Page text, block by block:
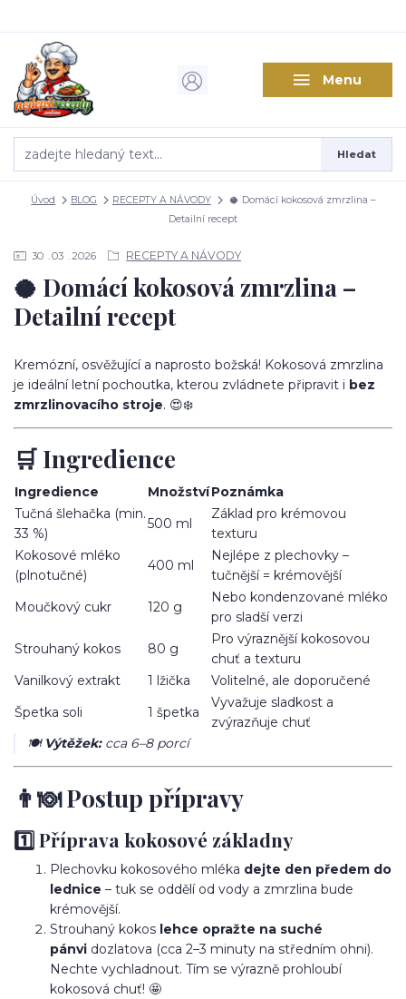
Menu
Hledat
Úvod BLOG RECEPTY A NÁVODY
🥥 Domácí kokosová zmrzlina –
Detailní recept
30 03 2026 RECEPTY A NÁVODY
🥥 Domácí kokosová zmrzlina –
Detailní recept
Kremózní, osvěžující a naprosto božská! Kokosová zmrzlina
je ideální letní pochoutka, kterou zvládnete připravit i bez
zmrzlinovacího stroje. 😍❄️
🛒 Ingredience
Ingredience MnožstvíPoznámka
Tučná šlehačka (min.
33 %)
500 ml
Základ pro krémovou
texturu
Kokosové mléko
(plnotučné)
400 ml
Nejlépe z plechovky –
tučnější = krémovější
Moučkový cukr
120 g
Nebo kondenzované mléko
pro sladší verzi
Strouhaný kokos
80 g
Pro výraznější kokosovou
chuť a texturu
Vanilkový extrakt
1 lžička
Volitelné, ale doporučené
Špetka soli
1 špetka
Vyvažuje sladkost a
zvýrazňuje chuť
🍽️ Výtěžek:cca 6–8 porcí
👨‍🍽️ Postup přípravy
1️⃣ Příprava kokosové základny
Plechovku kokosového mléka dejte den předem do
lednice – tuk se oddělí od vody a zmrzlina bude
krémovější.
Strouhaný kokos lehce opražte na suché
pánvi dozlatova (cca 2–3 minuty na středním ohni).
Nechte vychladnout. Tím se výrazně prohloubí
kokosová chuť! 🤩